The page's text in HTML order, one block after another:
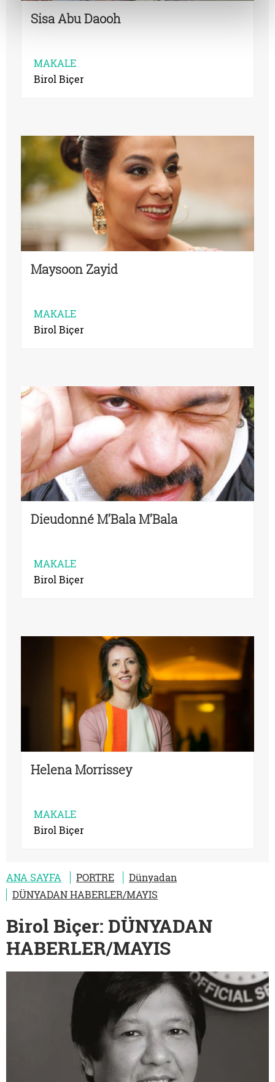
Sisa Abu Daooh
MAKALE
Birol Biçer
Maysoon Zayid
MAKALE
Birol Biçer
Dieudonné M’Bala M’Bala
MAKALE
Birol Biçer
Helena Morrissey
MAKALE
Birol Biçer
ANA SAYFA PORTRE
Dünyadan
DÜNYADAN HABERLER/MAYIS
Birol Biçer: DÜNYADAN
HABERLER/MAYIS